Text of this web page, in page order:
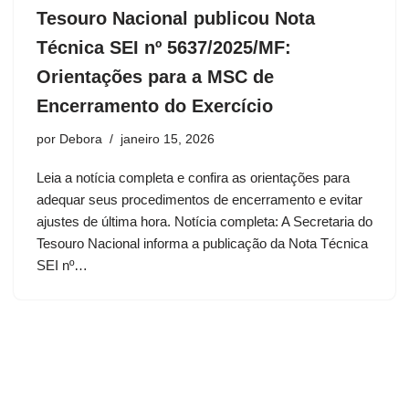
Tesouro Nacional publicou Nota
Técnica SEI nº 5637/2025/MF:
Orientações para a MSC de
Encerramento do Exercício
por Debora janeiro 15, 2026
Leia a notícia completa e confira as orientações para
adequar seus procedimentos de encerramento e evitar
ajustes de última hora. Notícia completa: A Secretaria do
Tesouro Nacional informa a publicação da Nota Técnica
SEI nº…